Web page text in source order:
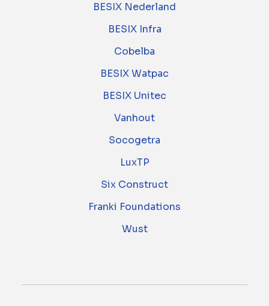
BESIX Nederland
BESIX Infra
Cobelba
BESIX Watpac
BESIX Unitec
Vanhout
Socogetra
LuxTP
Six Construct
Franki Foundations
Wust